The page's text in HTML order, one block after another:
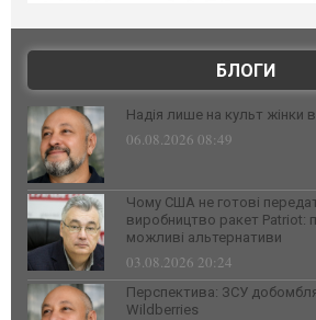
БЛОГИ
Надія лише на культ жінки в
06.08.2026 08:49
Чому США не готові
виробництво ракет Patriot:
можливі альтернативи
03.08.2026 20:24
Перспектива: ЗСУ
Wildberries